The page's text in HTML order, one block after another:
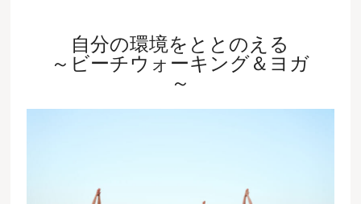
自分の環境をととのえる
～ビーチウォーキング＆ヨガ
～